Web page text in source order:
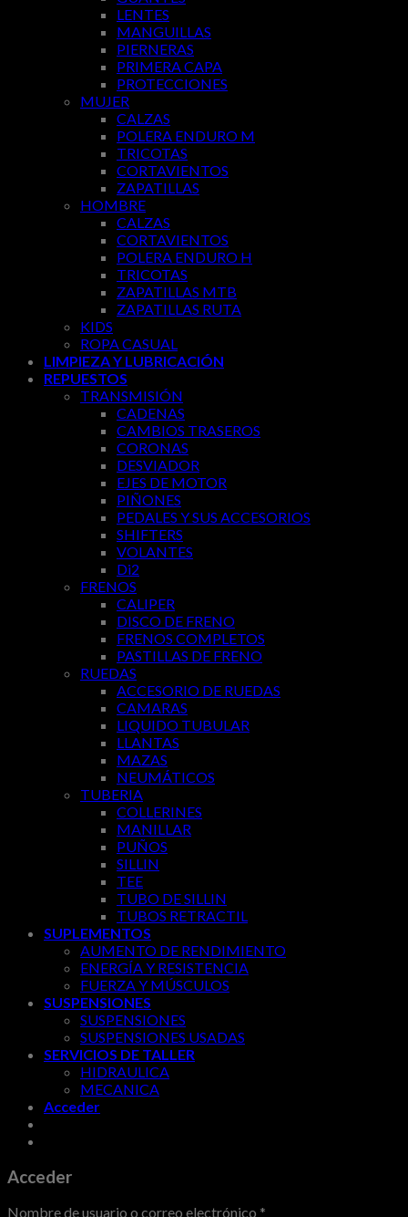
LENTES
MANGUILLAS
PIERNERAS
PRIMERA CAPA
PROTECCIONES
MUJER
CALZAS
POLERA ENDURO M
TRICOTAS
CORTAVIENTOS
ZAPATILLAS
HOMBRE
CALZAS
CORTAVIENTOS
POLERA ENDURO H
TRICOTAS
ZAPATILLAS MTB
ZAPATILLAS RUTA
KIDS
ROPA CASUAL
LIMPIEZA Y LUBRICACIÓN
REPUESTOS
TRANSMISIÓN
CADENAS
CAMBIOS TRASEROS
CORONAS
DESVIADOR
EJES DE MOTOR
PIÑONES
PEDALES Y SUS ACCESORIOS
SHIFTERS
VOLANTES
Di2
FRENOS
CALIPER
DISCO DE FRENO
FRENOS COMPLETOS
PASTILLAS DE FRENO
RUEDAS
ACCESORIO DE RUEDAS
CAMARAS
LIQUIDO TUBULAR
LLANTAS
MAZAS
NEUMÁTICOS
TUBERIA
COLLERINES
MANILLAR
PUÑOS
SILLIN
TEE
TUBO DE SILLIN
TUBOS RETRACTIL
SUPLEMENTOS
AUMENTO DE RENDIMIENTO
ENERGÍA Y RESISTENCIA
FUERZA Y MÚSCULOS
SUSPENSIONES
SUSPENSIONES
SUSPENSIONES USADAS
SERVICIOS DE TALLER
HIDRAULICA
MECANICA
Acceder
Acceder
Nombre de usuario o correo electrónico *